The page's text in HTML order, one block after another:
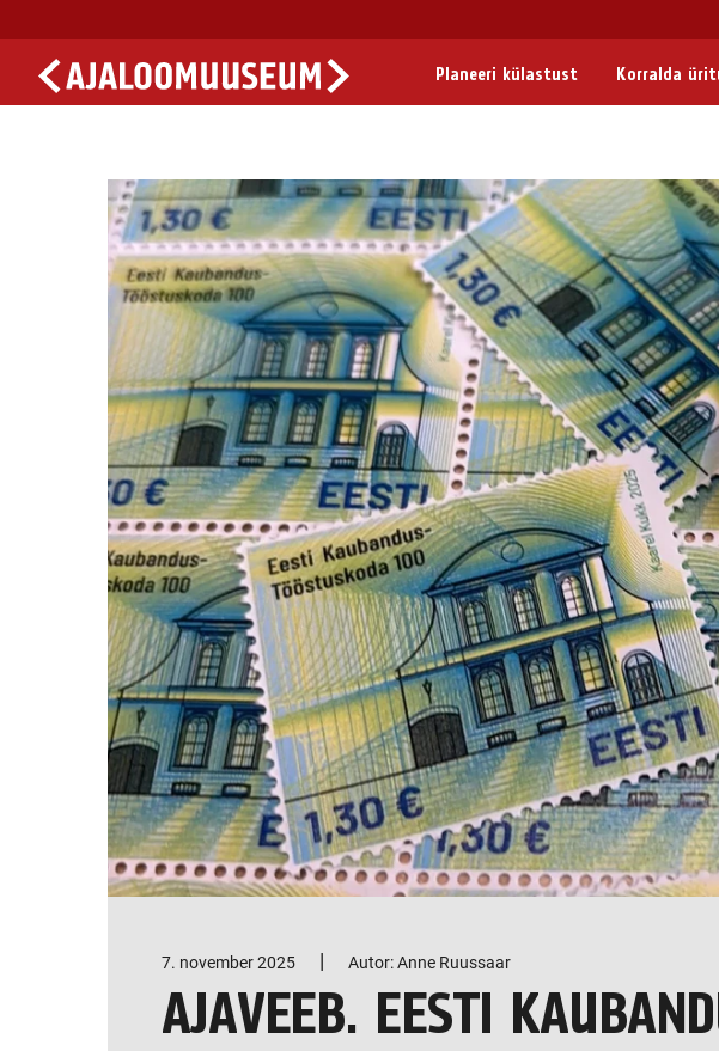
Planeeri külastust Korralda
7. november 2025 | Autor: Anne Ruussaar
AJAVEEB. EESTI